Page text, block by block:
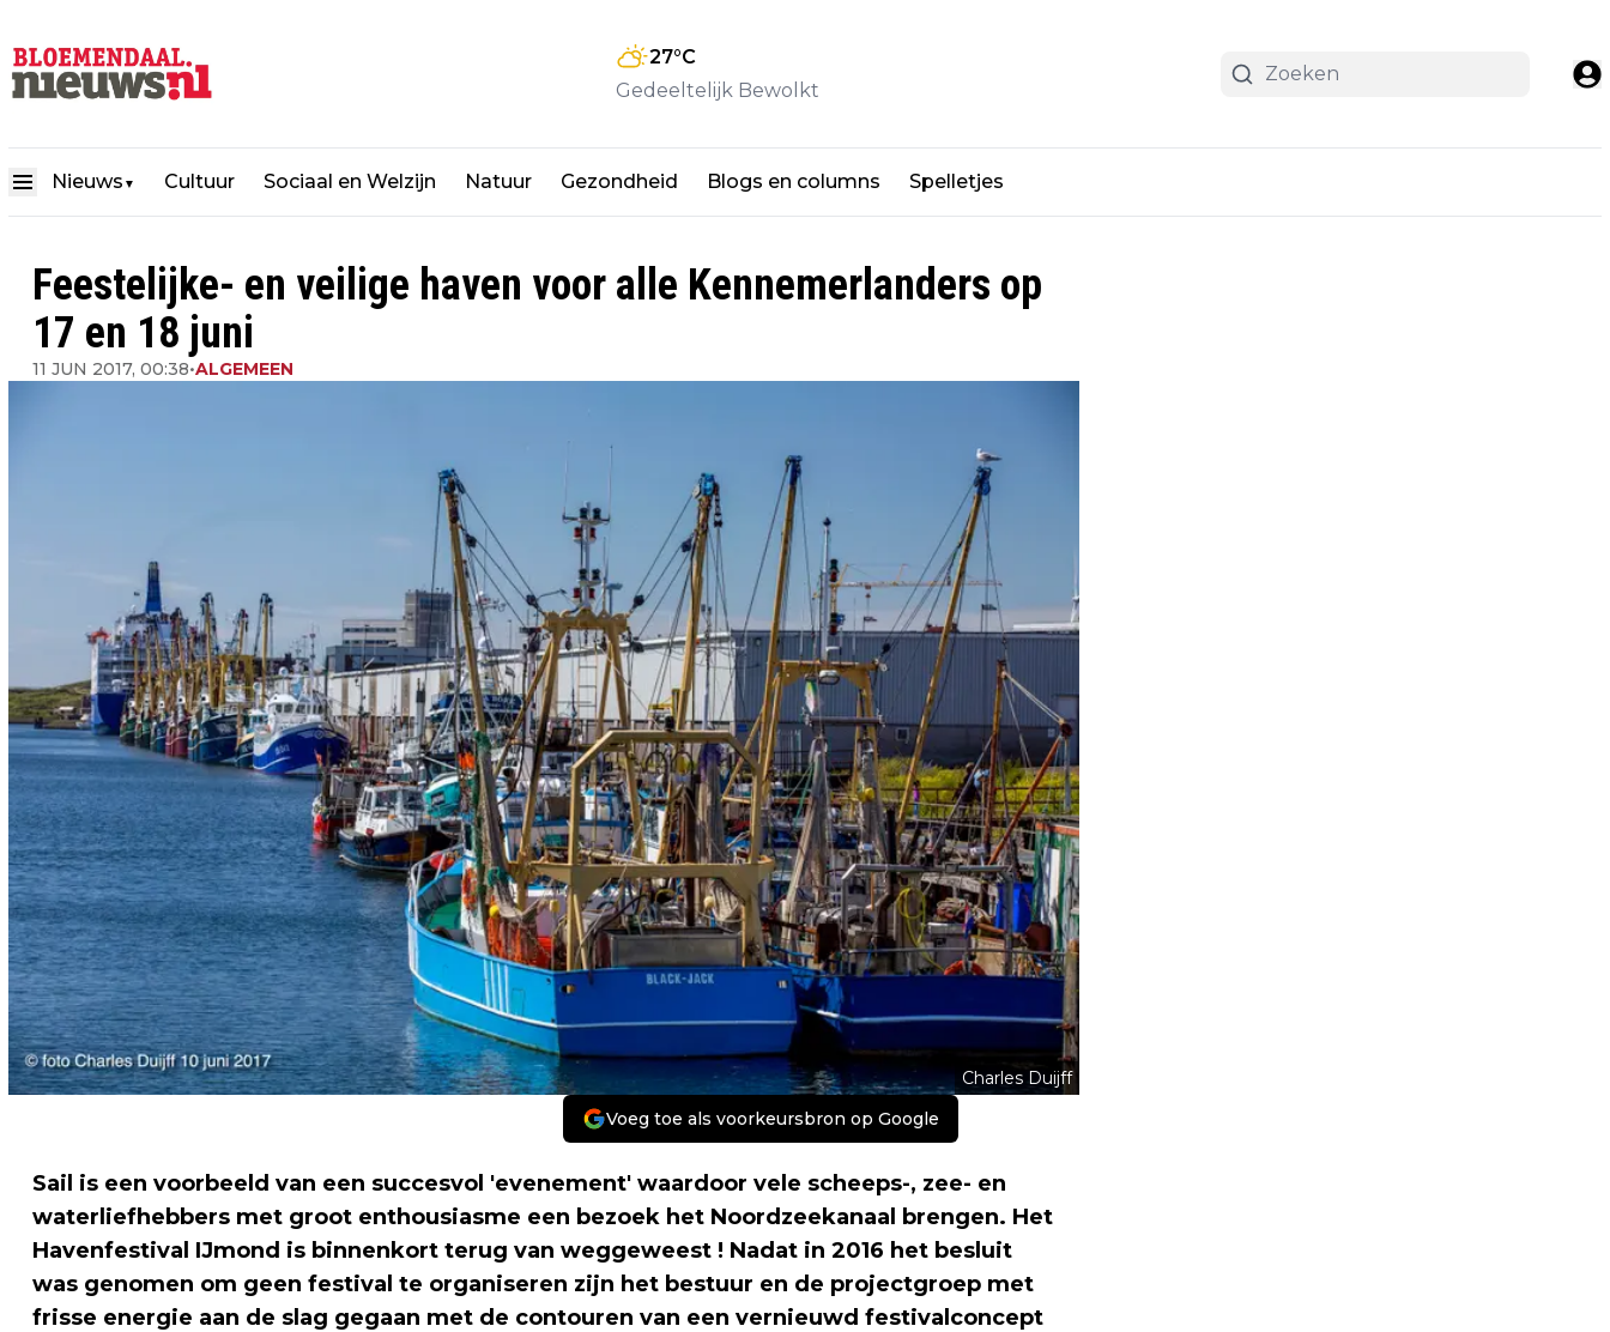
27°C
Gedeeltelijk Bewolkt
Nieuws ▼ Cultuur Sociaal en Welzijn Natuur Gezondheid Blogs en columns Spelletjes
Feestelijke- en veilige haven voor alle Kennemerlanders op
17 en 18 juni
11 JUN 2017, 00:38•ALGEMEEN
Charles Duijff
Voeg toe als voorkeursbron op Google
Sail is een voorbeeld van een succesvol 'evenement' waardoor vele scheeps-, zee- en
waterliefhebbers met groot enthousiasme een bezoek het Noordzeekanaal brengen. Het
Havenfestival IJmond is binnenkort terug van weggeweest ! Nadat in 2016 het besluit
was genomen om geen festival te organiseren zijn het bestuur en de projectgroep met
frisse energie aan de slag gegaan met de contouren van een vernieuwd festivalconcept